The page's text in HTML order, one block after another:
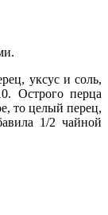
уксус и соль,
Острого перца
то целый перец,
1/2 чайной